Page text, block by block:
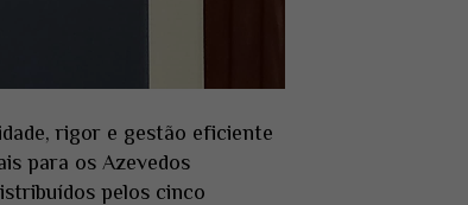
rigor e gestão eficiente
para os Azevedos
pelos cinco